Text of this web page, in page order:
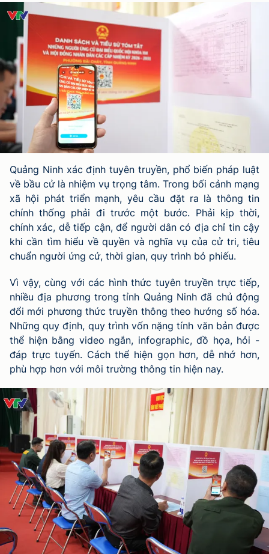
Quảng Ninh xác định tuyên truyền, phổ biến pháp luật
về bầu cử là nhiệm vụ trọng tâm. Trong bối cảnh mạng
xã hội phát triển mạnh, yêu cầu đặt ra là thông tin
chính thống phải đi trước một bước. Phải kịp thời,
chính xác, dễ tiếp cận, để người dân có địa chỉ tin cậy
khi cần tìm hiểu về quyền và nghĩa vụ của cử tri, tiêu
chuẩn người ứng cử, thời gian, quy trình bỏ phiếu.
Vì vậy, cùng với các hình thức tuyên truyền trực tiếp,
nhiều địa phương trong tỉnh Quảng Ninh đã chủ động
đổi mới phương thức truyền thông theo hướng số hóa.
Những quy định, quy trình vốn nặng tính văn bản được
thể hiện bằng video ngắn, infographic, đồ họa, hỏi -
đáp trực tuyến. Cách thể hiện gọn hơn, dễ nhớ hơn,
phù hợp hơn với môi trường thông tin hiện nay.